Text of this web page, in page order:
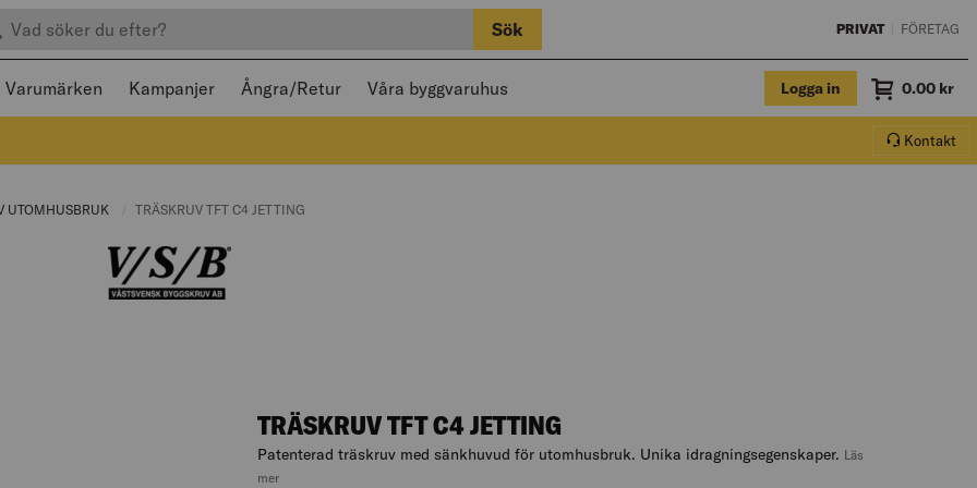
produkter Sök PRIVAT FÖRETAG
stängas med Escape
Varumärken Kampanjer Ångra/Retur Våra byggvaruhus Logga in Varukorg.
Summa
0.00 kr
Kontakt
UTOMHUSBRUK CURRENT PAGE:
CURRENT PAGE:
TRÄSKRUV TFT C4 JETTING
TRÄSKRUV TFT C4 JETTING
Patenterad träskruv med sänkhuvud för utomhusbruk. Unika idragningsegenskaper. Läs
mer